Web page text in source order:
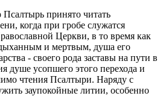
принято читать
когда при гробе служатся
Церкви, в то время как
и мертвым, душа его
- своего рода заставы на пути в
душе усопшего этого перехода и
чтения Псалтыри. Наряду с
заупокойные литии, особенно